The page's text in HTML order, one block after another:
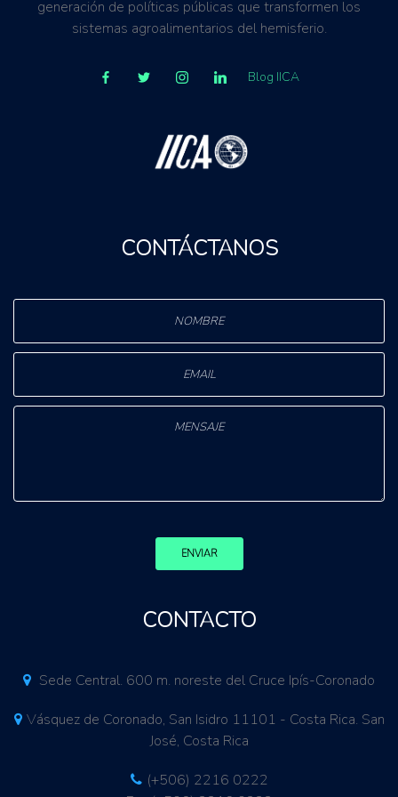
generación de políticas públicas que transformen los
sistemas agroalimentarios del hemisferio.
Blog IICA
CONTÁCTANOS
ENVIAR
CONTACTO
Sede Central. 600 m. noreste del Cruce Ipís-Coronado
Vásquez de Coronado, San Isidro 11101 - Costa Rica. San
José, Costa Rica
(+506) 2216 0222